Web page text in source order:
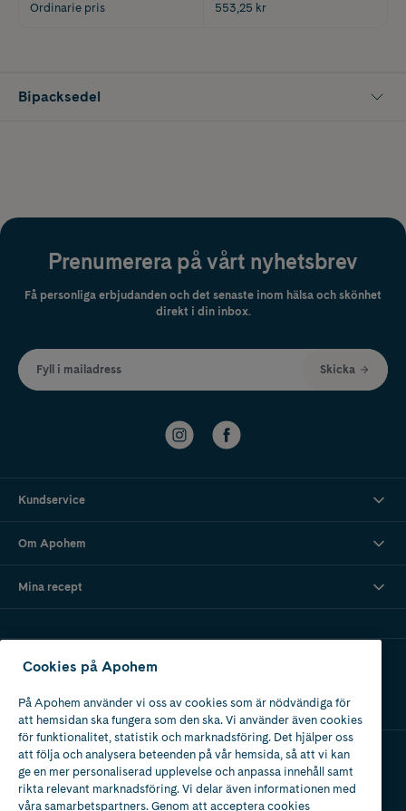
Ordinarie pris 553,25 kr
Bipacksedel
Prenumerera på vårt nyhetsbrev
Få personliga erbjudanden och det senaste inom hälsa och skönhet
direkt i din inbox.
Fyll i mailadress Skicka
Kundservice
Om Apohem
Mina recept
Ladda ner vår app
Apotek med tillstånd
av Läkemedelsverket
Cookies på Apohem
På Apohem använder vi oss av cookies som är nödvändiga för
att hemsidan ska fungera som den ska. Vi använder även cookies
för funktionalitet, statistik och marknadsföring. Det hjälper oss
att följa och analysera beteenden på vår hemsida, så att vi kan
ge en mer personaliserad upplevelse och anpassa innehåll samt
rikta relevant marknadsföring. Vi delar även informationen med
våra samarbetspartners. Genom att acceptera cookies